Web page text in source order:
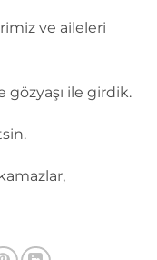
ve aileleri
gözyaşı ile girdik.